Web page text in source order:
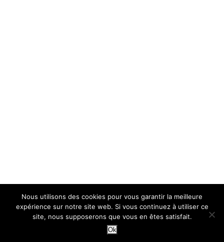
Nous utilisons des cookies pour vous garantir la meilleure
expérience sur notre site web. Si vous continuez à utiliser ce
site, nous supposerons que vous en êtes satisfait.
Ok